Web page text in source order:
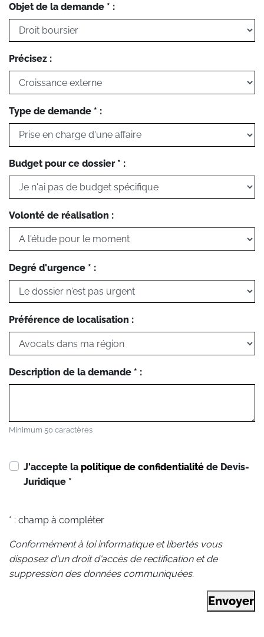
Objet de la demande * :
Précisez :
Type de demande * :
Budget pour ce dossier * :
Volonté de réalisation :
Degré d'urgence * :
Préférence de localisation :
Description de la demande * :
Minimum 50 caractères
J'accepte la politique de confidentialité de Devis-
Juridique *
* : champ à compléter
Conformément à loi informatique et libertés vous
disposez d'un droit d'accès de rectification et de
suppression des données communiquées.
Envoyer